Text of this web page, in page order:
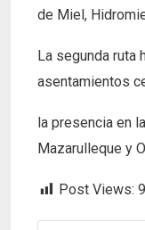
de Miel,
La segunda ruta
asentamientos
la presencia en
Mazarulleque y
Post Views: